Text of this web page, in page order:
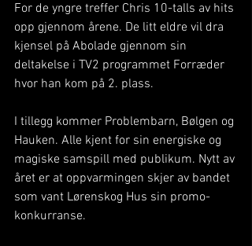
For de yngre treffer Chris 10-talls av hits
opp gjennom årene. De litt eldre vil dra
kjensel på Abolade gjennom sin
deltakelse i TV2 programmet Forræder
hvor han kom på 2. plass.
I tillegg kommer Problembarn, Bølgen og
Hauken. Alle kjent for sin energiske og
magiske samspill med publikum. Nytt av
året er at oppvarmingen skjer av bandet
som vant Lørenskog Hus sin promo-
konkurranse.